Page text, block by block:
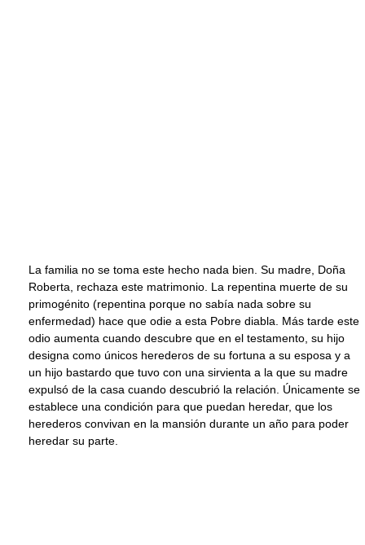
La familia no se toma este hecho nada bien. Su madre, Doña
Roberta, rechaza este matrimonio. La repentina muerte de su
primogénito (repentina porque no sabía nada sobre su
enfermedad) hace que odie a esta Pobre diabla. Más tarde este
odio aumenta cuando descubre que en el testamento, su hijo
designa como únicos herederos de su fortuna a su esposa y a
un hijo bastardo que tuvo con una sirvienta a la que su madre
expulsó de la casa cuando descubrió la relación. Únicamente se
establece una condición para que puedan heredar, que los
herederos convivan en la mansión durante un año para poder
heredar su parte.